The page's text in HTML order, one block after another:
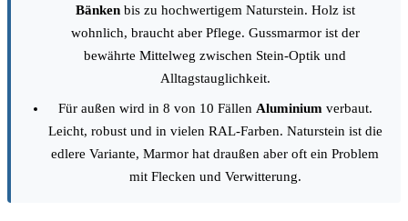
Bänkenbis zu hochwertigem Naturstein. Holz ist
wohnlich, braucht aber Pflege. Gussmarmor ist der
bewährte Mittelweg zwischen Stein-Optik und
Alltagstauglichkeit.
Für außen wird in 8 von 10 Fällen Aluminium verbaut.
Leicht, robust und in vielen RAL-Farben. Naturstein ist die
edlere Variante, Marmor hat draußen aber oft ein Problem
mit Flecken und Verwitterung.